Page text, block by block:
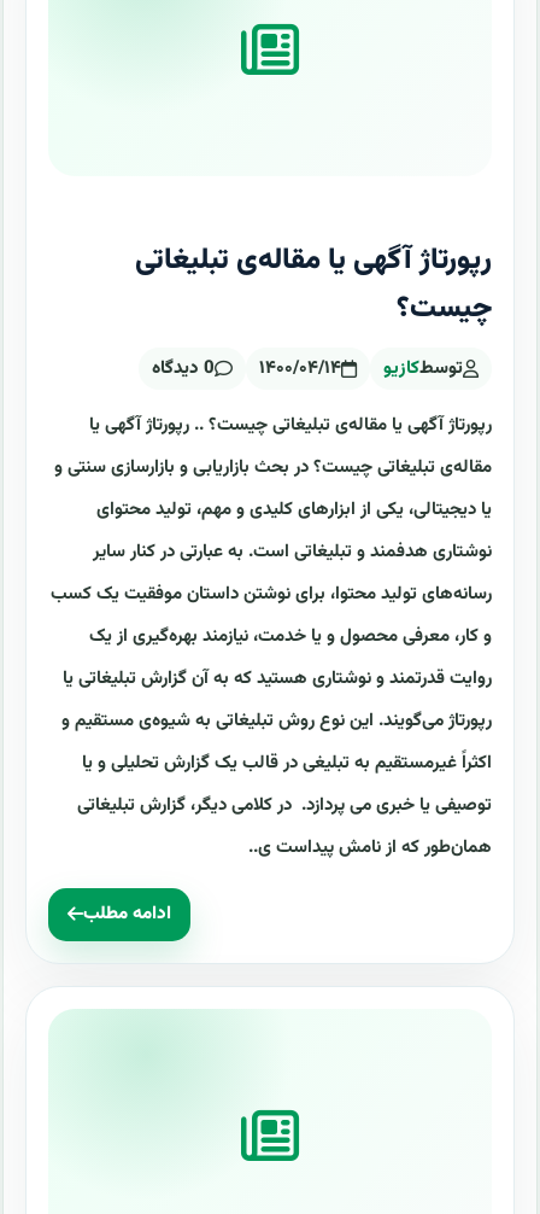
رپورتاژ آگهی یا مقاله‌ی تبلیغاتی
چیست؟
توسطکازیو ۱۴۰۰/۰۴/۱۴ 0 دیدگاه
رپورتاژ آگهی یا مقاله‌ی تبلیغاتی چیست؟ .. رپورتاژ آگهی یا
مقاله‌ی تبلیغاتی چیست؟ در بحث بازاریابی و بازارسازی سنتی و
یا دیجیتالی، یکی از ابزارهای کلیدی و مهم، تولید محتوای
نوشتاری هدفمند و تبلیغاتی است. به عبارتی در کنار سایر
رسانه‌های تولید محتوا، برای نوشتن داستان موفقیت یک کسب
و کار، معرفی محصول و یا خدمت، نیازمند بهره‌گیری از یک
روایت قدرتمند و نوشتاری هستید که به آن گزارش تبلیغاتی یا
رپورتاژ می‌گویند. این نوع روش تبلیغاتی به شیوه‌ی مستقیم و
اکثراً غیرمستقیم به تبلیغی در قالب یک گزارش تحلیلی و یا
توصیفی یا خبری می پردازد. در کلامی دیگر، گزارش تبلیغاتی
همان‌طور که از نامش پیداست ی..
ادامه مطلب